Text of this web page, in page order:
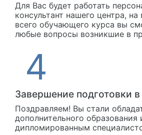
Для Вас будет работать
консультант нашего центра,
всего обучающего курса вы
любые вопросы возникшие в
Завершение подготовки
Поздравляем! Вы стали
дополнительного
дипломированным